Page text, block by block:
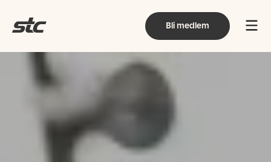
Bli medlem